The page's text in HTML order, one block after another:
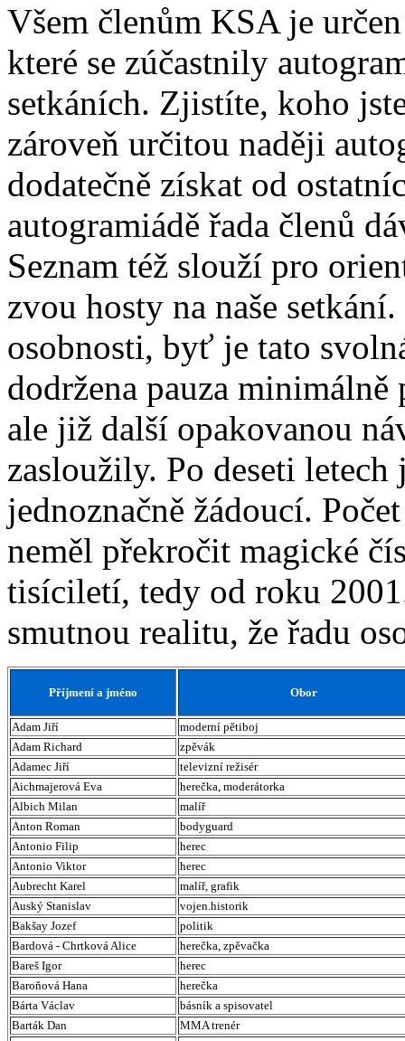
Všem členům KSA je
které se zúčastnily
setkáních. Zjistíte, koho
zároveň určitou naději
dodatečně získat od
autogramiádě řada členů
Seznam též slouží pro
zvou hosty na naše
osobnosti, byť je tato
dodržena pauza
ale již další opakovanou
zasloužily. Po deseti letech
jednoznačně žádoucí.
neměl překročit magické
tisíciletí, tedy od roku
smutnou realitu, že řadu
Příjmení a jméno Obor
Adam Jiří
moderní pětiboj
Adam Richard
zpěvák
Adamec Jiří
televizní režisér
Aichmajerová Eva
herečka, moderátorka
Albich Milan
malíř
Anton Roman
bodyguard
Antonio Filip
herec
Antonio Viktor
herec
Aubrecht Karel
malíř, grafik
Auský Stanislav
vojen.historik
Bakšay Jozef
politik
Bardová - Chrtková Alice
herečka, zpěvačka
Bareš Igor
herec
Baroňová Hana
herečka
Bárta Václav
básník a spisovatel
Barták Dan
MMA trenér